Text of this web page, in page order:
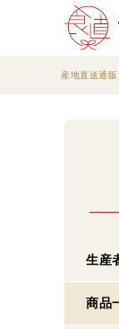
産地直送通
生産
商品